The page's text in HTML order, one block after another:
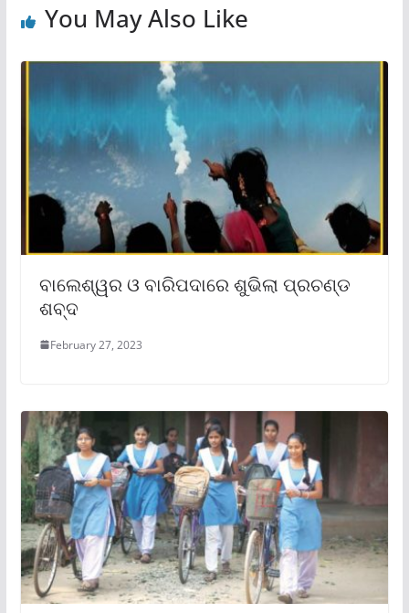
You May Also Like
ବାଲେଶ୍ୱର ଓ ବାରିପଦାରେ ଶୁଭିଲା ପ୍ରଚଣ୍ଡ
ଶବ୍ଦ
February 27, 2023